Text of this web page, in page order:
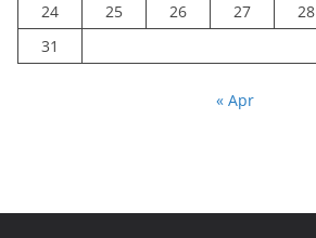
24
25 26 27 28
31
« Apr